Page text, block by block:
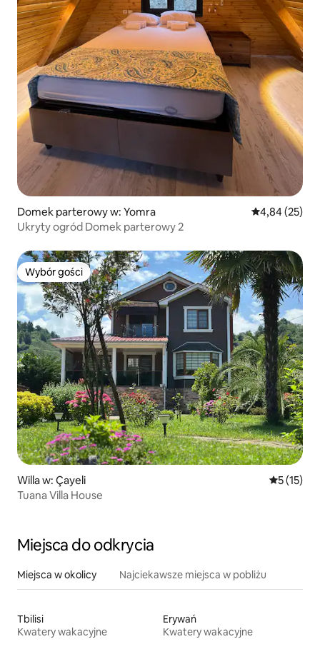
Domek parterowy w: Yomra Średnia
4,84 (25)
Ukryty ogród Domek parterowy 2
Wybór gości
Wybór gości
Willa w: Çayeli Średnia
5 (15)
Tuana Villa House
Miejsca do odkrycia
Miejsca w okolicy Najciekawsze miejsca w pobliżu
Tbilisi
Kwatery wakacyjne
Erywań
Kwatery wakacyjne